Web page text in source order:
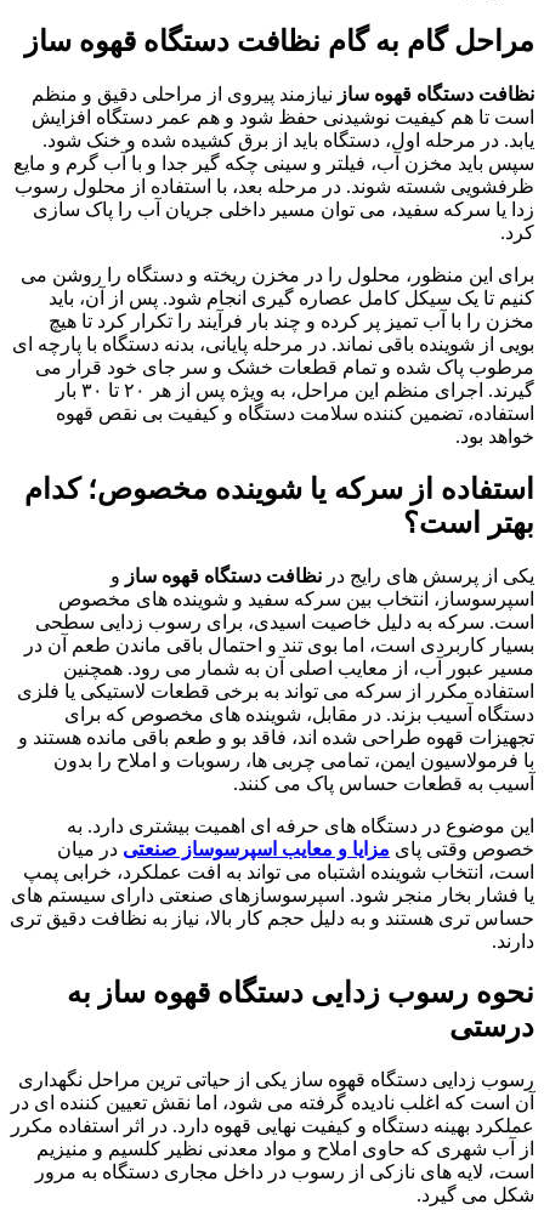
مراحل گام به گام نظافت دستگاه قهوه ساز
نظافت دستگاه قهوه ساز نیازمند پیروی از مراحلی دقیق و منظم
است تا هم کیفیت نوشیدنی حفظ شود و هم عمر دستگاه افزایش
یابد. در مرحله اول، دستگاه باید از برق کشیده شده و خنک شود.
سپس باید مخزن آب، فیلتر و سینی چکه گیر جدا و با آب گرم و مایع
ظرفشویی شسته شوند. در مرحله بعد، با استفاده از محلول رسوب
زدا یا سرکه سفید، می توان مسیر داخلی جریان آب را پاک سازی
کرد.
برای این منظور، محلول را در مخزن ریخته و دستگاه را روشن می
کنیم تا یک سیکل کامل عصاره گیری انجام شود. پس از آن، باید
مخزن را با آب تمیز پر کرده و چند بار فرآیند را تکرار کرد تا هیچ
بویی از شوینده باقی نماند. در مرحله پایانی، بدنه دستگاه با پارچه ای
مرطوب پاک شده و تمام قطعات خشک و سر جای خود قرار می
گیرند. اجرای منظم این مراحل، به ویژه پس از هر ۲۰ تا ۳۰ بار
استفاده، تضمین کننده سلامت دستگاه و کیفیت بی نقص قهوه
خواهد بود.
استفاده از سرکه یا شوینده مخصوص؛ کدام
بهتر است؟
یکی از پرسش های رایج در نظافت دستگاه قهوه ساز و
اسپرسوساز، انتخاب بین سرکه سفید و شوینده های مخصوص
است. سرکه به دلیل خاصیت اسیدی، برای رسوب زدایی سطحی
بسیار کاربردی است، اما بوی تند و احتمال باقی ماندن طعم آن در
مسیر عبور آب، از معایب اصلی آن به شمار می رود. همچنین
استفاده مکرر از سرکه می تواند به برخی قطعات لاستیکی یا فلزی
دستگاه آسیب بزند. در مقابل، شوینده های مخصوص که برای
تجهیزات قهوه طراحی شده اند، فاقد بو و طعم باقی مانده هستند و
با فرمولاسیون ایمن، تمامی چربی ها، رسوبات و املاح را بدون
آسیب به قطعات حساس پاک می کنند.
این موضوع در دستگاه های حرفه ای اهمیت بیشتری دارد. به
خصوص وقتی پای مزایا و معایب اسپرسوساز صنعتی در میان
است، انتخاب شوینده اشتباه می تواند به افت عملکرد، خرابی پمپ
یا فشار بخار منجر شود. اسپرسوسازهای صنعتی دارای سیستم های
حساس تری هستند و به دلیل حجم کار بالا، نیاز به نظافت دقیق تری
دارند.
نحوه رسوب زدایی دستگاه قهوه ساز به
درستی
رسوب زدایی دستگاه قهوه ساز یکی از حیاتی ترین مراحل نگهداری
آن است که اغلب نادیده گرفته می شود، اما نقش تعیین کننده ای در
عملکرد بهینه دستگاه و کیفیت نهایی قهوه دارد. در اثر استفاده مکرر
از آب شهری که حاوی املاح و مواد معدنی نظیر کلسیم و منیزیم
است، لایه های نازکی از رسوب در داخل مجاری دستگاه به مرور
شکل می گیرد.